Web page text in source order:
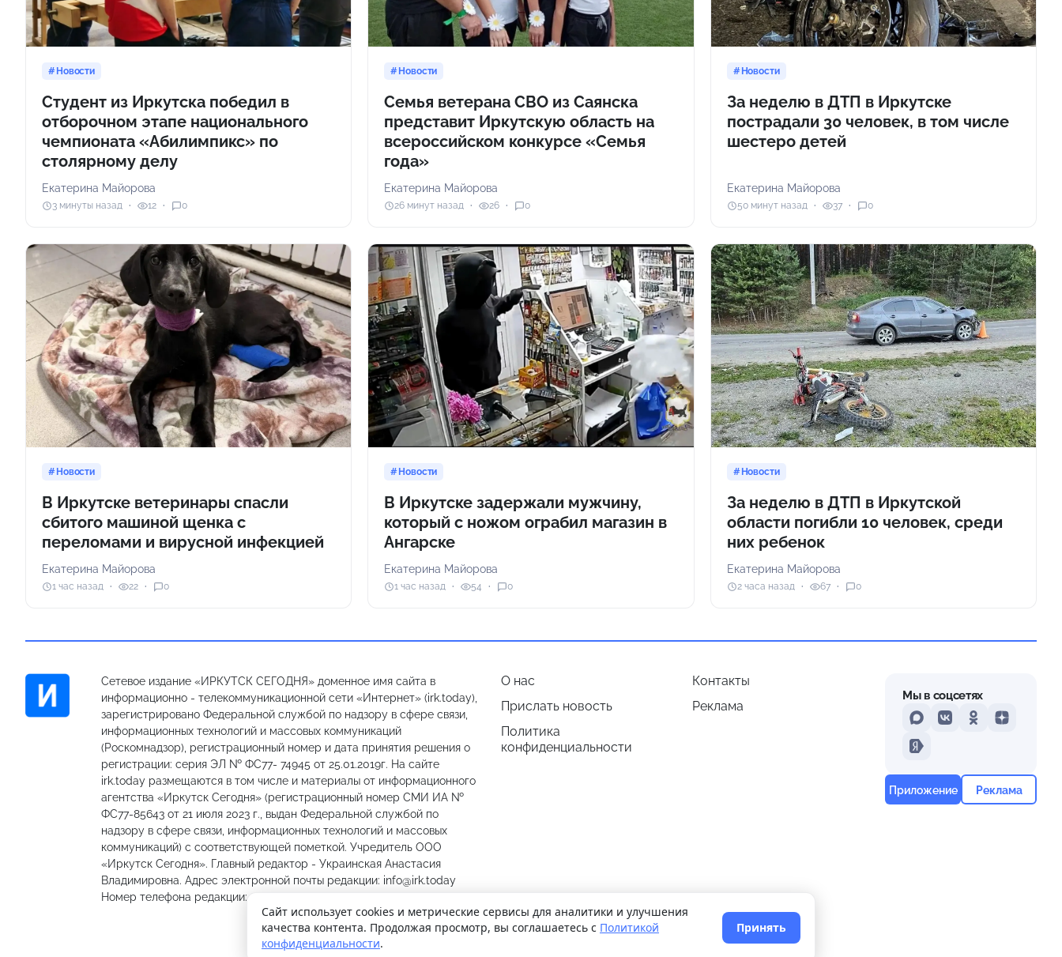
Новости
Студент из Иркутска победил в
отборочном этапе национального
чемпионата «Абилимпикс» по
столярному делу
Екатерина Майорова
3 минуты назад 12 0
Новости
Семья ветерана СВО из Саянска
представит Иркутскую область на
всероссийском конкурсе «Семья
года»
Екатерина Майорова
26 минут назад 26 0
Новости
За неделю в ДТП в Иркутске
пострадали 30 человек, в том числе
шестеро детей
Екатерина Майорова
50 минут назад 37 0
Новости
В Иркутске ветеринары спасли
сбитого машиной щенка с
переломами и вирусной инфекцией
Екатерина Майорова
1 час назад 22 0
Новости
В Иркутске задержали мужчину,
который с ножом ограбил магазин в
Ангарске
Екатерина Майорова
1 час назад 54 0
Новости
За неделю в ДТП в Иркутской
области погибли 10 человек, среди
них ребенок
Екатерина Майорова
2 часа назад 67 0
Сетевое издание «ИРКУТСК СЕГОДНЯ» доменное имя сайта в
информационно - телекоммуникационной сети «Интернет» (irk.today),
зарегистрировано Федеральной службой по надзору в сфере связи,
информационных технологий и массовых коммуникаций
(Роскомнадзор), регистрационный номер и дата принятия решения о
регистрации: серия ЭЛ № ФС77- 74945 от 25.01.2019г. На сайте
irk.today размещаются в том числе и материалы от информационного
агентства «Иркутск Сегодня» (регистрационный номер СМИ ИА №
ФС77-85643 от 21 июля 2023 г., выдан Федеральной службой по
надзору в сфере связи, информационных технологий и массовых
коммуникаций) с соответствующей пометкой. Учредитель ООО
«Иркутск Сегодня». Главный редактор - Украинская Анастасия
Владимировна. Адрес электронной почты редакции: info@irk.today
Номер телефона редакции: 89501301335, 89148774487
О нас
Контакты
Прислать новость
Реклама
Политика
конфиденциальности
Мы в соцсетях
MAXVKontakteOdnoklassniki
Dzen
Yandex
Приложение Реклама
© 2026
Сайт использует cookies и метрические сервисы для аналитики и улучшения
качества контента. Продолжая просмотр, вы соглашаетесь с Политикой
конфиденциальности.
Принять